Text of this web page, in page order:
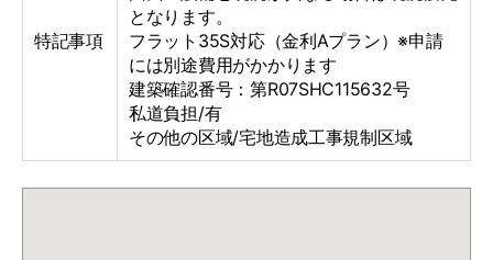
特記事項
となります。
フラット35S対応（金利Aプラン）※申請
には別途費用がかかります
建築確認番号：第R07SHC115632号
私道負担/有
その他の区域/宅地造成工事規制区域